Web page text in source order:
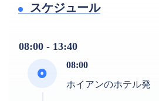
スケジュール
08:00 - 13:40
08:00
ホイアンのホテル発